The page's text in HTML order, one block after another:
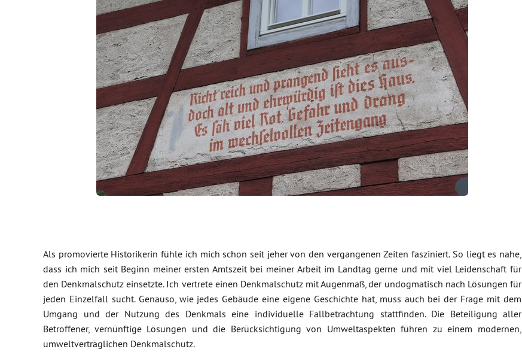
Als promovierte Historikerin fühle ich mich schon seit jeher von den vergangenen Zeiten fasziniert. So liegt es nahe,
dass ich mich seit Beginn meiner ersten Amtszeit bei meiner Arbeit im Landtag gerne und mit viel Leidenschaft für
den Denkmalschutz einsetzte. Ich vertrete einen Denkmalschutz mit Augenmaß, der undogmatisch nach Lösungen für
jeden Einzelfall sucht. Genauso, wie jedes Gebäude eine eigene Geschichte hat, muss auch bei der Frage mit dem
Umgang und der Nutzung des Denkmals eine individuelle Fallbetrachtung stattfinden. Die Beteiligung aller
Betroffener, vernünftige Lösungen und die Berücksichtigung von Umweltaspekten führen zu einem modernen,
umweltverträglichen Denkmalschutz.